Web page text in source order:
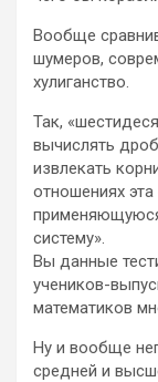
Вообще
шумеров,
хулиганство.
Так,
вычислять
извлекать
отношениях
систему».
Вы данные
учеников-
математиков
Ну и вообще
средней и